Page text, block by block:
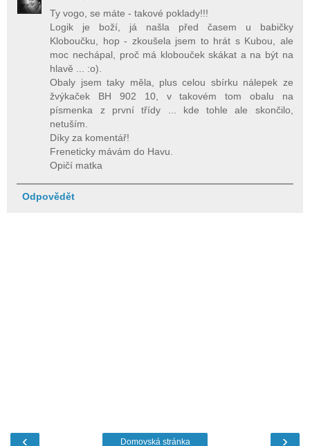
Ty vogo, se máte - takové poklady!!!
Logik je boží, já našla před časem u babičky
Kloboučku, hop - zkoušela jsem to hrát s Kubou, ale
moc nechápal, proč má klobouček skákat a na být na
hlavě ... :o).
Obaly jsem taky měla, plus celou sbírku nálepek ze
žvýkaček BH 902 10, v takovém tom obalu na
písmenka z první třídy ... kde tohle ale skončilo,
netuším.
Díky za komentář!
Freneticky mávám do Havu.
Opičí matka
Odpovědět
‹ ›
Domovská stránka